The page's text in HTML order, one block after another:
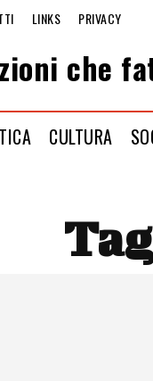
LINKS PRIVACY
che
CULTURA